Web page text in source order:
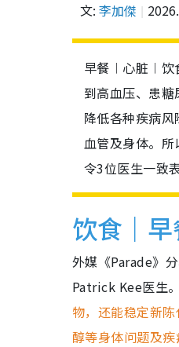
文: 李加傑
早餐︱心脏︱
到高血压、患
降低各种疾病
血管及身体。
令3位医生一致
饮食｜
外媒《Parade》
Patrick Kee医生
物，还能稳定新陈
醇等身体问题及疾